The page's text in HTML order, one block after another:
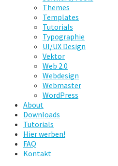
Themes
Templates
Tutorials
Typographie
UI/UX Design
Vektor
Web 2.0
Webdesign
Webmaster
WordPress
About
Downloads
Tutorials
Hier werben!
FAQ
Kontakt